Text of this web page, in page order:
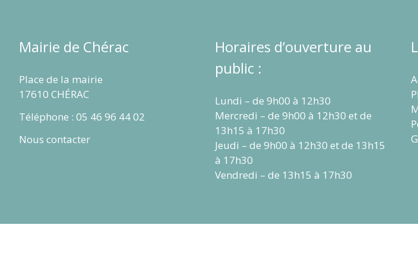
Mairie de Chérac
Place de la mairie
17610 CHÉRAC
Téléphone : 05 46 96 44 02
Nous contacter
Horaires d’ouverture au
public :
Lundi – de 9h00 à 12h30
Mercredi – de 9h00 à 12h30 et de
13h15 à 17h30
Jeudi – de 9h00 à 12h30 et de 13h15
à 17h30
Vendredi – de 13h15 à 17h30